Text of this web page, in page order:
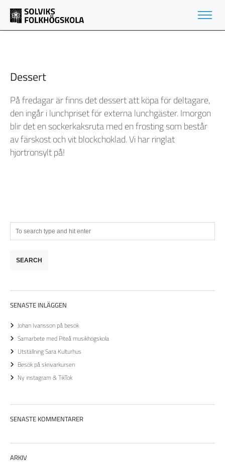
Dessert
På fredagar är finns det dessert att köpa för deltagare,
den ingår i lunchpriset för externa lunchgäster. Imorgon
blir det en sockerkaksruta med en frosting som består
av färskost och vit blockchoklad. Vi har ringlat
hjortronsylt på!
SENASTE INLÄGGEN
Johan Ivansson på besök
Samarbete med Piteå musikhögskola
Utställning Sara Kulturhus
Besök på skrivarkursen
Ny instagram & TikTok
SENASTE KOMMENTARER
ARKIV